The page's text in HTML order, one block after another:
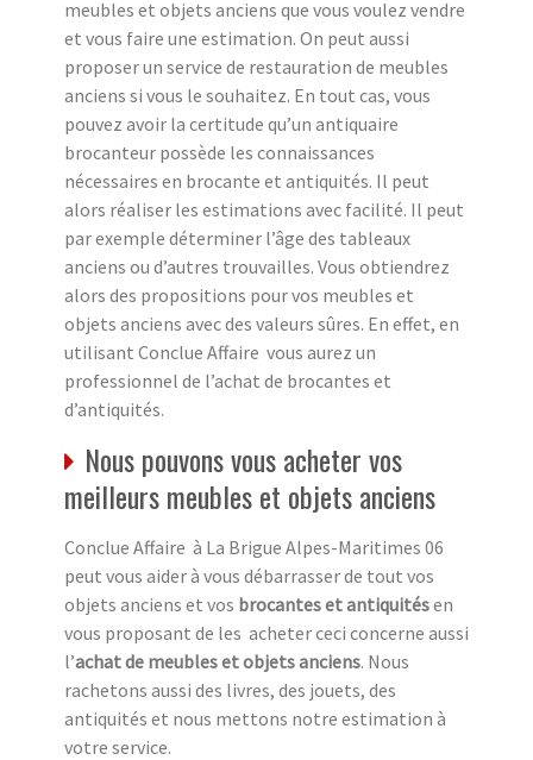
meubles et objets anciens que vous voulez vendre
et vous faire une estimation. On peut aussi
proposer un service de restauration de meubles
anciens si vous le souhaitez. En tout cas, vous
pouvez avoir la certitude qu’un antiquaire
brocanteur possède les connaissances
nécessaires en brocante et antiquités. Il peut
alors réaliser les estimations avec facilité. Il peut
par exemple déterminer l’âge des tableaux
anciens ou d’autres trouvailles. Vous obtiendrez
alors des propositions pour vos meubles et
objets anciens avec des valeurs sûres. En effet, en
utilisant Conclue Affaire vous aurez un
professionnel de l’achat de brocantes et
d’antiquités.
Nous pouvons vous acheter vos
meilleurs meubles et objets anciens
Conclue Affaire à La Brigue Alpes-Maritimes 06
peut vous aider à vous débarrasser de tout vos
objets anciens et vos brocantes et antiquitésen
vous proposant de les acheter ceci concerne aussi
l’achat de meubles et objets anciens. Nous
rachetons aussi des livres, des jouets, des
antiquités et nous mettons notre estimation à
votre service.